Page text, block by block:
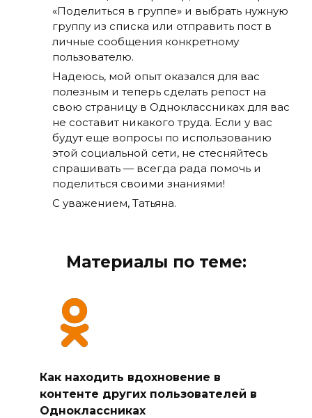
«Поделиться в группе» и выбрать нужную
группу из списка или отправить пост в
личные сообщения конкретному
пользователю.
Надеюсь, мой опыт оказался для вас
полезным и теперь сделать репост на
свою страницу в Одноклассниках для вас
не составит никакого труда. Если у вас
будут еще вопросы по использованию
этой социальной сети, не стесняйтесь
спрашивать — всегда рада помочь и
поделиться своими знаниями!
С уважением, Татьяна.
Материалы по теме:
Как находить вдохновение в
контенте других пользователей в
Одноклассниках